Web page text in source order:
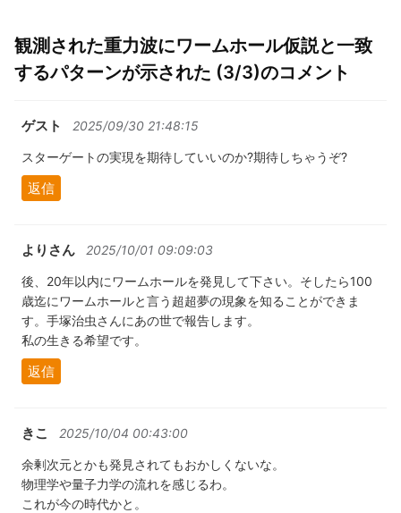
観測された重力波にワームホール仮説と一致
するパターンが示された (3/3)のコメント
ゲスト 2025/09/30 21:48:15
スターゲートの実現を期待していいのか?期待しちゃうぞ?
返信
よりさん 2025/10/01 09:09:03
後、20年以内にワームホールを発見して下さい。そしたら100
歳迄にワームホールと言う超超夢の現象を知ることができま
す。手塚治虫さんにあの世で報告します。
私の生きる希望です。
返信
きこ 2025/10/04 00:43:00
余剰次元とかも発見されてもおかしくないな。
物理学や量子力学の流れを感じるわ。
これが今の時代かと。